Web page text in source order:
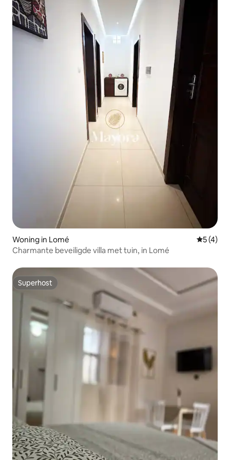
Woning in Lomé
5 (4)
Charmante beveiligde villa met tuin, in Lomé
Superhost
Superhost